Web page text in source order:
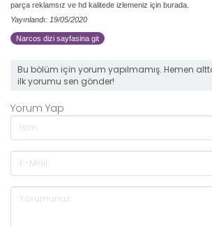
parça reklamsız ve hd kalitede izlemeniz için burada.
Yayınlandı: 19/05/2020
Narcos dizi sayfasina git
Bu bölüm için yorum yapılmamış. Hemen
ilk yorumu sen gönder!
Yorum Yap